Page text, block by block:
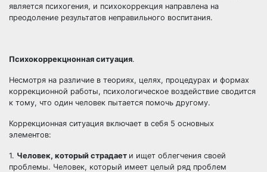
является психогения, и психокоррекция направлена на
преодоление результатов неправильного воспитания.
Психокоррекцнонная ситуация.
Несмотря на различие в теориях, целях, процедурах и формах
коррекционной работы, психологическое воздействие сводится
к тому, что один человек пытается помочь другому.
Коррекционная ситуация включает в себя 5 основных
элементов:
1. Человек, который страдает и ищет облегчения своей
проблемы. Человек, который имеет целый ряд проблем